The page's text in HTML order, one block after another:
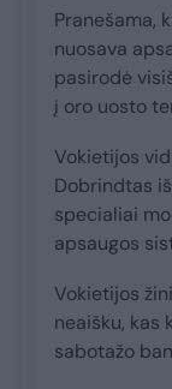
Pranešama,
nuosava
pasirodė
į oro uosto
Vokietijos
Dobrindtas
specialiai
apsaugos
Vokietijos
neaišku, kas
sabotažo